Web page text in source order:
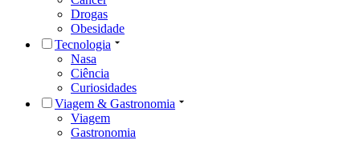
Drogas
Obesidade
Tecnologia
Nasa
Ciência
Curiosidades
Viagem & Gastronomia
Viagem
Gastronomia